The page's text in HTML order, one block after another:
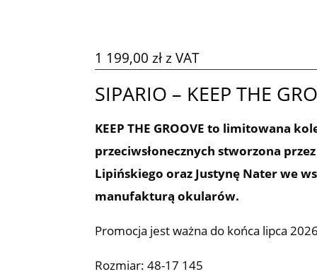
1 199,00zł z VAT
SIPARIO – KEEP THE
KEEP THE GROOVE to limitowana
przeciwsłonecznych stworzona
Lipińskiego oraz Justynę Nater we
manufakturą okularów.
Promocja jest ważna do końca lipca
Rozmiar: 48-17 145